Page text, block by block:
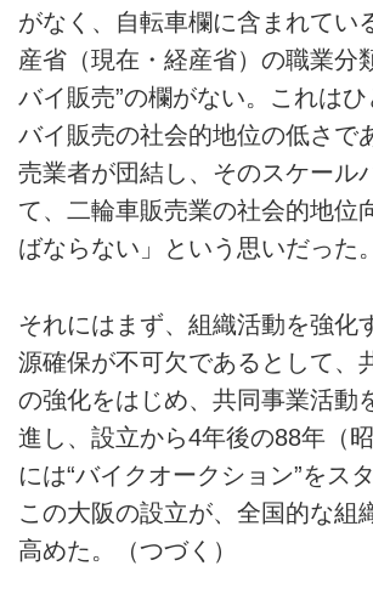
がなく、自転車欄に含まれてい
産省（現在・経産省）の職業分
バイ販売”の欄がない。これはひ
バイ販売の社会的地位の低さで
売業者が団結し、そのスケール
て、二輪車販売業の社会的地位
ばならない」という思いだった。
それにはまず、組織活動を強化
源確保が不可欠であるとして、
の強化をはじめ、共同事業活動
進し、設立から4年後の88年（
には“バイクオークション”をス
この大阪の設立が、全国的な組
高めた。（つづく）